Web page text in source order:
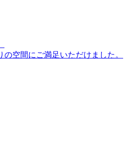
空間にご満足いただけました。